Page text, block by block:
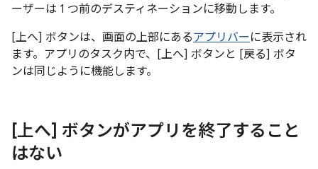
ーザーは 1 つ前のデスティネーションに移動します。
[上へ] ボタンは、画面の上部にあるアプリバー に表示され
ます。アプリのタスク内で、[上へ] ボタンと [戻る] ボタ
ンは同じように機能します。
[上へ] ボタンがアプリを終了すること
はない